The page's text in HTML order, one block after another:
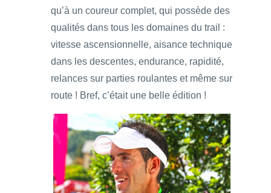
qu’à un coureur complet, qui possède des
qualités dans tous les domaines du trail :
vitesse ascensionnelle, aisance technique
dans les descentes, endurance, rapidité,
relances sur parties roulantes et même sur
route ! Bref, c’était une belle édition !